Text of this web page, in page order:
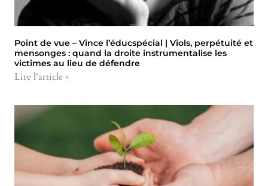
Point de vue – Vince l’éducspécial | Viols, perpétuité et
mensonges : quand la droite instrumentalise les
victimes au lieu de défendre
Lire l'article »